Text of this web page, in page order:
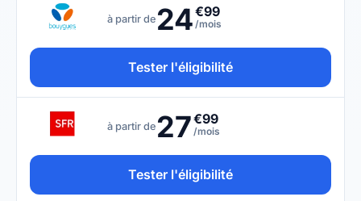
à partir de 24€99
/mois
Tester l'éligibilité
à partir de 27€99
/mois
Tester l'éligibilité